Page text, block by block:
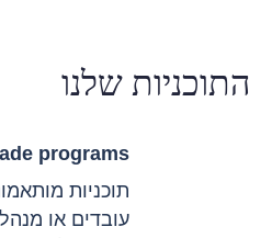
התוכניות שלנו
programs
תוכניות
עובדים או